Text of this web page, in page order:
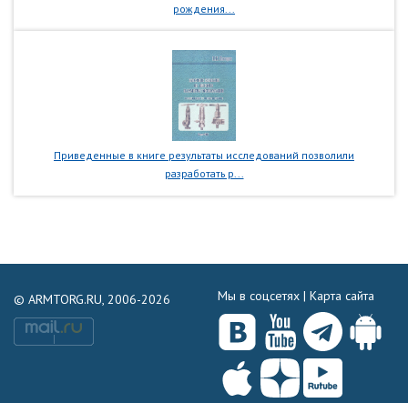
рождения...
Приведенные в книге результаты исследований позволили
разработать р...
© ARMTORG.RU, 2006-2026 Мы в соцсетях | Карта сайта